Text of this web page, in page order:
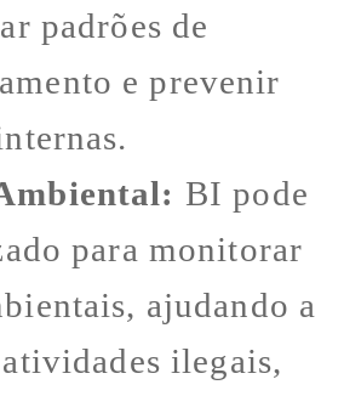
padrões de
e prevenir
BI pode
para monitorar
ajudando a
ilegais,